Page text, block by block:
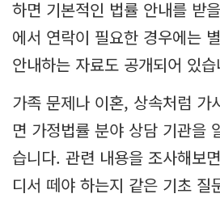
하면 기본적인 법률 안내를 받
에서 연락이 필요한 경우에는
안내하는 자료도 공개되어 있습
가족 문제나 이혼, 상속처럼 가
면 가정법률 분야 상담 기관을
습니다. 관련 내용을 조사해보
디서 떼야 하는지 같은 기초 질